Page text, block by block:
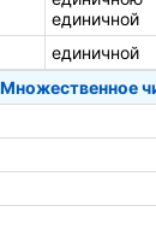
единичной
единичной
Множественное